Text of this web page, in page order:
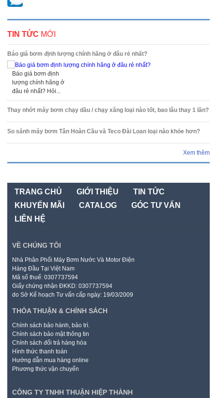
TIN TỨC MỚI
Báo giá bơm định lượng chính hãng ở đâu rẻ nhất?
Báo giá bơm định
lượng chính hãng ở
đâu rẻ nhất? Hỏi...
Thay nhớt máy bơm chạy dầu / chạy xăng loại nào tốt, bao lâu thay 1 lần?
So sánh máy bơm Tân Hoàn Cầu và Teco Đài Loan loại nào khỏe hơn?
Xem thêm
TRANG CHỦ GIỚI THIỆU
TIN TỨC
KHUYẾN MÃI
CATALOG
GÓC TƯ VẤN
LIÊN HỆ
VỀ CHÚNG TÔI
Nhà Phân Phối Máy Bơm Nước Và Motor Điện
Hàng Đầu Tại Việt Nam
Mã số thuế: 0307737594
Giấy chứng nhận ĐKKD: 0307737594
do Sở Kế hoạch Tư vấn cấp ngày: 19/03/2009
THỎA THUẬN & CHÍNH SÁCH
Chính sách bảo hành, bảo trì.
Chính sách bảo mật thông tin
Chính sách đổi trả hàng hóa
Hình thức thanh toán
Hướng dẫn mua hàng online
Phương thức vận chuyển
CÔNG TY TNHH THUẬN HIỆP THÀNH